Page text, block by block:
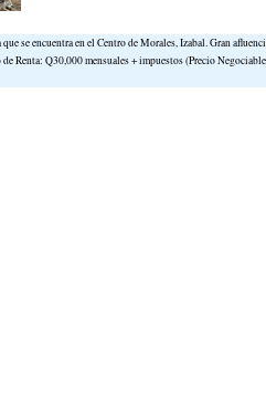
se encuentra en el Centro de Morales, Izabal. Gran
Renta: Q30,000 mensuales + impuestos (Precio